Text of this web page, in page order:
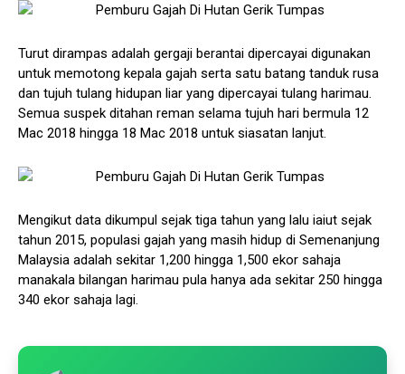
Turut dirampas adalah gergaji berantai dipercayai digunakan
untuk memotong kepala gajah serta satu batang tanduk rusa
dan tujuh tulang hidupan liar yang dipercayai tulang harimau.
Semua suspek ditahan reman selama tujuh hari bermula 12
Mac 2018 hingga 18 Mac 2018 untuk siasatan lanjut.
Mengikut data dikumpul sejak tiga tahun yang lalu iaiut sejak
tahun 2015, populasi gajah yang masih hidup di Semenanjung
Malaysia adalah sekitar 1,200 hingga 1,500 ekor sahaja
manakala bilangan harimau pula hanya ada sekitar 250 hingga
340 ekor sahaja lagi.